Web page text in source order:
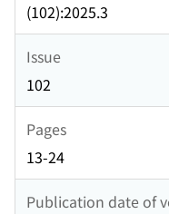
(102):2025.3
Issue
102
Pages
13-24
Publication date of